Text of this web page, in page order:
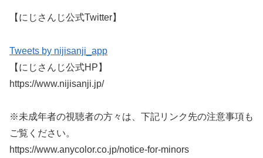
【にじさんじ公式Twitter】
Tweets by nijisanji_app
【にじさんじ公式HP】
https://www.nijisanji.jp/
※未成年者の視聴者の方々は、下記リンク先の注意事項も
ご覧ください。
https://www.anycolor.co.jp/notice-for-minors